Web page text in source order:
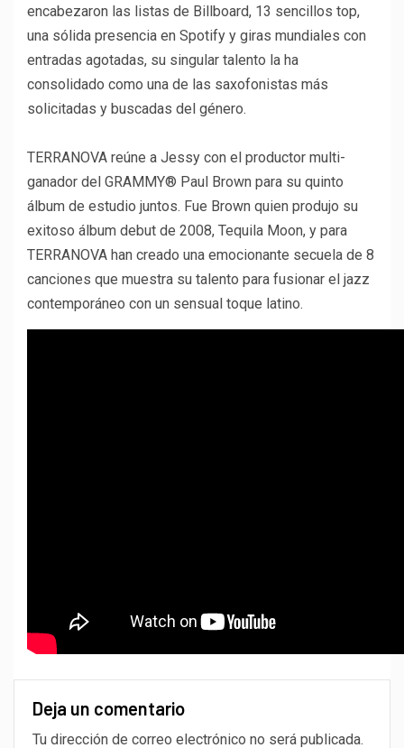
encabezaron las listas de Billboard, 13 sencillos top,
una sólida presencia en Spotify y giras mundiales con
entradas agotadas, su singular talento la ha
consolidado como una de las saxofonistas más
solicitadas y buscadas del género.
TERRANOVA reúne a Jessy con el productor multi-
ganador del GRAMMY® Paul Brown para su quinto
álbum de estudio juntos. Fue Brown quien produjo su
exitoso álbum debut de 2008, Tequila Moon, y para
TERRANOVA han creado una emocionante secuela de 8
canciones que muestra su talento para fusionar el jazz
contemporáneo con un sensual toque latino.
Deja un comentario
Tu dirección de correo electrónico no será publicada.